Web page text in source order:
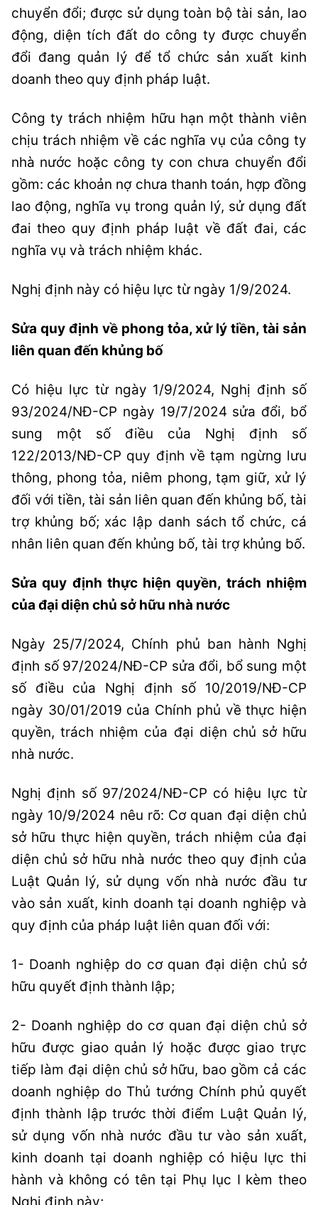
chuyển đổi; được sử dụng toàn bộ tài sản, lao
động, diện tích đất do công ty được chuyển
đổi đang quản lý để tổ chức sản xuất kinh
doanh theo quy định pháp luật.
Công ty trách nhiệm hữu hạn một thành viên
chịu trách nhiệm về các nghĩa vụ của công ty
nhà nước hoặc công ty con chưa chuyển đổi
gồm: các khoản nợ chưa thanh toán, hợp đồng
lao động, nghĩa vụ trong quản lý, sử dụng đất
đai theo quy định pháp luật về đất đai, các
nghĩa vụ và trách nhiệm khác.
Nghị định này có hiệu lực từ ngày 1/9/2024.
Sửa quy định về phong tỏa, xử lý tiền, tài sản
liên quan đến khủng bố
Có hiệu lực từ ngày 1/9/2024, Nghị định số
93/2024/NĐ-CP ngày 19/7/2024 sửa đổi, bổ
sung một số điều của Nghị định số
122/2013/NĐ-CP quy định về tạm ngừng lưu
thông, phong tỏa, niêm phong, tạm giữ, xử lý
đối với tiền, tài sản liên quan đến khủng bố, tài
trợ khủng bố; xác lập danh sách tổ chức, cá
nhân liên quan đến khủng bố, tài trợ khủng bố.
Sửa quy định thực hiện quyền, trách nhiệm
của đại diện chủ sở hữu nhà nước
Ngày 25/7/2024, Chính phủ ban hành Nghị
định số 97/2024/NĐ-CP sửa đổi, bổ sung một
số điều của Nghị định số 10/2019/NĐ-CP
ngày 30/01/2019 của Chính phủ về thực hiện
quyền, trách nhiệm của đại diện chủ sở hữu
nhà nước.
Nghị định số 97/2024/NĐ-CP có hiệu lực từ
ngày 10/9/2024 nêu rõ: Cơ quan đại diện chủ
sở hữu thực hiện quyền, trách nhiệm của đại
diện chủ sở hữu nhà nước theo quy định của
Luật Quản lý, sử dụng vốn nhà nước đầu tư
vào sản xuất, kinh doanh tại doanh nghiệp và
quy định của pháp luật liên quan đối với:
1- Doanh nghiệp do cơ quan đại diện chủ sở
hữu quyết định thành lập;
2- Doanh nghiệp do cơ quan đại diện chủ sở
hữu được giao quản lý hoặc được giao trực
tiếp làm đại diện chủ sở hữu, bao gồm cả các
doanh nghiệp do Thủ tướng Chính phủ quyết
định thành lập trước thời điểm Luật Quản lý,
sử dụng vốn nhà nước đầu tư vào sản xuất,
kinh doanh tại doanh nghiệp có hiệu lực thi
hành và không có tên tại Phụ lục I kèm theo
Nghị định này;